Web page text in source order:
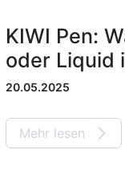
KIWI Pen:
oder Liquid
20.05.2025
Mehr lesen